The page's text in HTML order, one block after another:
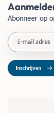
Abonneer op
E-mail adres
Inschrijven